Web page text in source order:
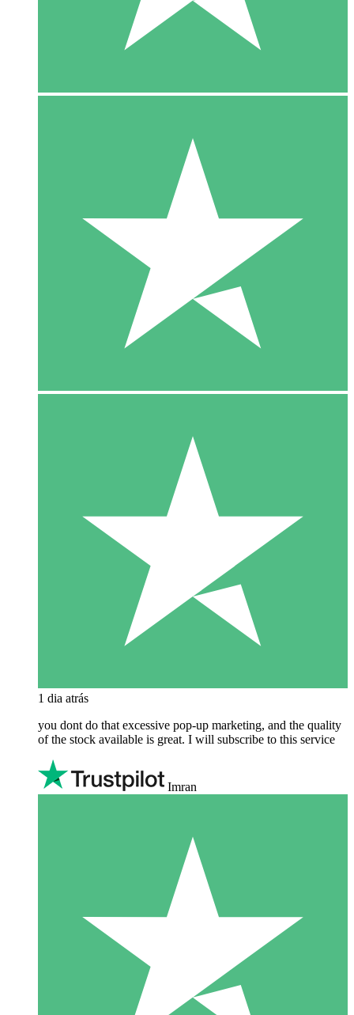
1 dia atrás
you dont do that excessive pop-up marketing, and the quality
of the stock available is great. I will subscribe to this service
Imran